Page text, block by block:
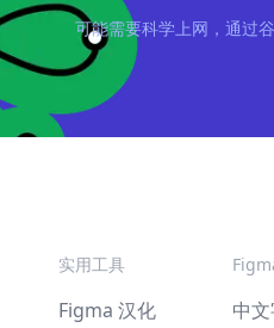
可能需要科学上网，通过
实用工具
Figma 汉化
中